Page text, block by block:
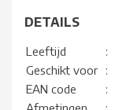
DETAILS
Leeftijd :
Geschikt voor
:
EAN code
: